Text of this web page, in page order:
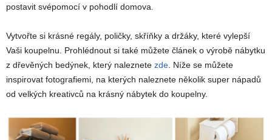
postavit svépomocí v pohodlí domova.
Vytvořte si krásné regály, poličky, skříňky a držáky, které vylepší
Vaši koupelnu. Prohlédnout si také můžete článek o výrobě nábytku
z dřevěných bedýnek, který naleznete zde . Níže se můžete
inspirovat fotografiemi, na kterých naleznete několik super nápadů
od velkých kreativců na krásný nábytek do koupelny.